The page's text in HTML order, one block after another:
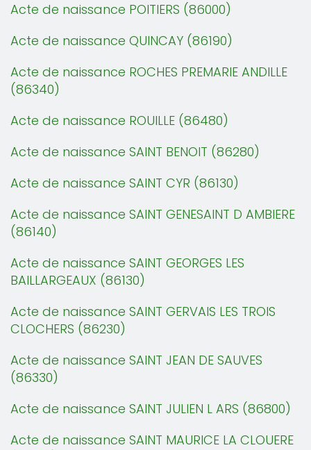
Acte de naissance POITIERS (86000)
Acte de naissance QUINCAY (86190)
Acte de naissance ROCHES PREMARIE ANDILLE
(86340)
Acte de naissance ROUILLE (86480)
Acte de naissance SAINT BENOIT (86280)
Acte de naissance SAINT CYR (86130)
Acte de naissance SAINT GENESAINT D AMBIERE
(86140)
Acte de naissance SAINT GEORGES LES
BAILLARGEAUX (86130)
Acte de naissance SAINT GERVAIS LES TROIS
CLOCHERS (86230)
Acte de naissance SAINT JEAN DE SAUVES
(86330)
Acte de naissance SAINT JULIEN L ARS (86800)
Acte de naissance SAINT MAURICE LA CLOUERE